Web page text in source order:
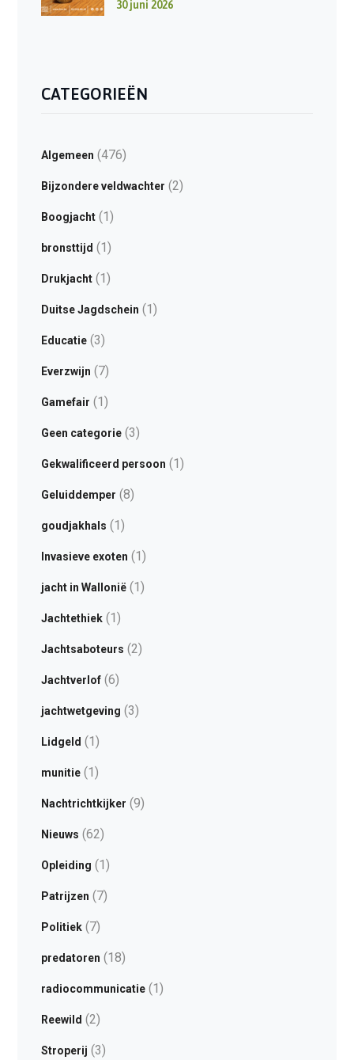
30 juni 2026
CATEGORIEËN
Algemeen (476)
Bijzondere veldwachter (2)
Boogjacht(1)
bronsttijd (1)
Drukjacht(1)
Duitse Jagdschein (1)
Educatie(3)
Everzwijn (7)
Gamefair (1)
Geen categorie(3)
Gekwalificeerd persoon (1)
Geluiddemper (8)
goudjakhals (1)
Invasieve exoten (1)
jacht in Wallonië(1)
Jachtethiek(1)
Jachtsaboteurs (2)
Jachtverlof(6)
jachtwetgeving (3)
Lidgeld (1)
munitie(1)
Nachtrichtkijker (9)
Nieuws (62)
Opleiding (1)
Patrijzen (7)
Politiek(7)
predatoren (18)
radiocommunicatie(1)
Reewild (2)
Stroperij (3)